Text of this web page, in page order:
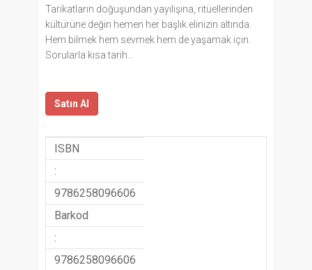
Tarikatların doğuşundan yayılışına, ritüellerinden
kültürüne değin hemen her başlık elinizin altında.
Hem bilmek hem sevmek hem de yaşamak için.
Sorularla kısa tarih…
Satın Al
ISBN
:
9786258096606
Barkod
:
9786258096606